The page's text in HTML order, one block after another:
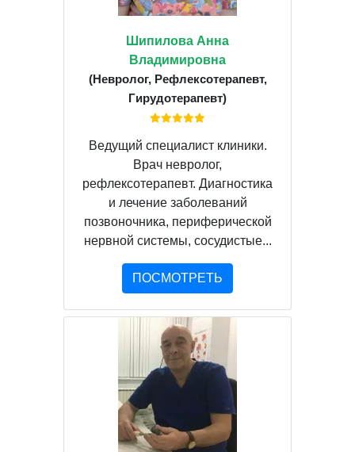
Шипилова Анна
Владимировна
(Невролог, Рефлексотерапевт,
Гирудотерапевт)
Ведущий специалист клиники.
Врач невролог,
рефлексотерапевт. Диагностика
и лечение заболеваний
позвоночника, периферической
нервной системы, сосудистые...
ПОСМОТРЕТЬ